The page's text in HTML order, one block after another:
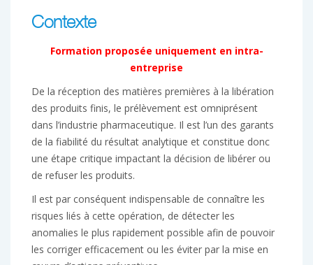
Contexte
Formation proposée uniquement en intra-
entreprise
De la réception des matières premières à la libération
des produits finis, le prélèvement est omniprésent
dans l’industrie pharmaceutique. Il est l’un des garants
de la fiabilité du résultat analytique et constitue donc
une étape critique impactant la décision de libérer ou
de refuser les produits.
Il est par conséquent indispensable de connaître les
risques liés à cette opération, de détecter les
anomalies le plus rapidement possible afin de pouvoir
les corriger efficacement ou les éviter par la mise en